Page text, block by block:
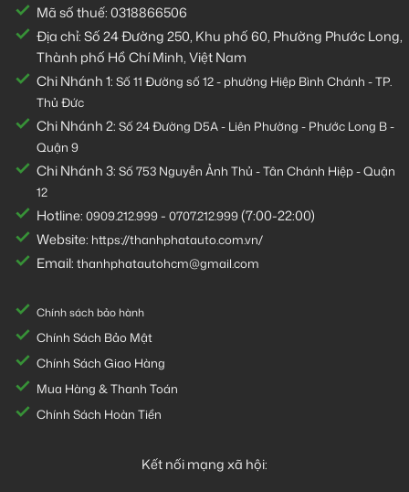
Mã số thuế: 0318866506
Địa chỉ: Số 24 Đường 250, Khu phố 60, Phường Phước Long,
Thành phố Hồ Chí Minh, Việt Nam
Chi Nhánh 1: Số 11 Đường số 12 - phường Hiệp Bình Chánh - TP.
Thủ Đức
Chi Nhánh 2: Số 24 Đường D5A - Liên Phường - Phước Long B -
Quận 9
Chi Nhánh 3: Số 753 Nguyễn Ảnh Thủ - Tân Chánh Hiệp - Quận
12
Hotline: 0909.212.999- 0707.212.999(7:00-22:00)
Website: https://thanhphatauto.com.vn/
Email: thanhphatautohcm@gmail.com
Chính sách bảo hành
Chính Sách Bảo Mật
Chính Sách Giao Hàng
Mua Hàng & Thanh Toán
Chính Sách Hoàn Tiền
Kết nối mạng xã hội: